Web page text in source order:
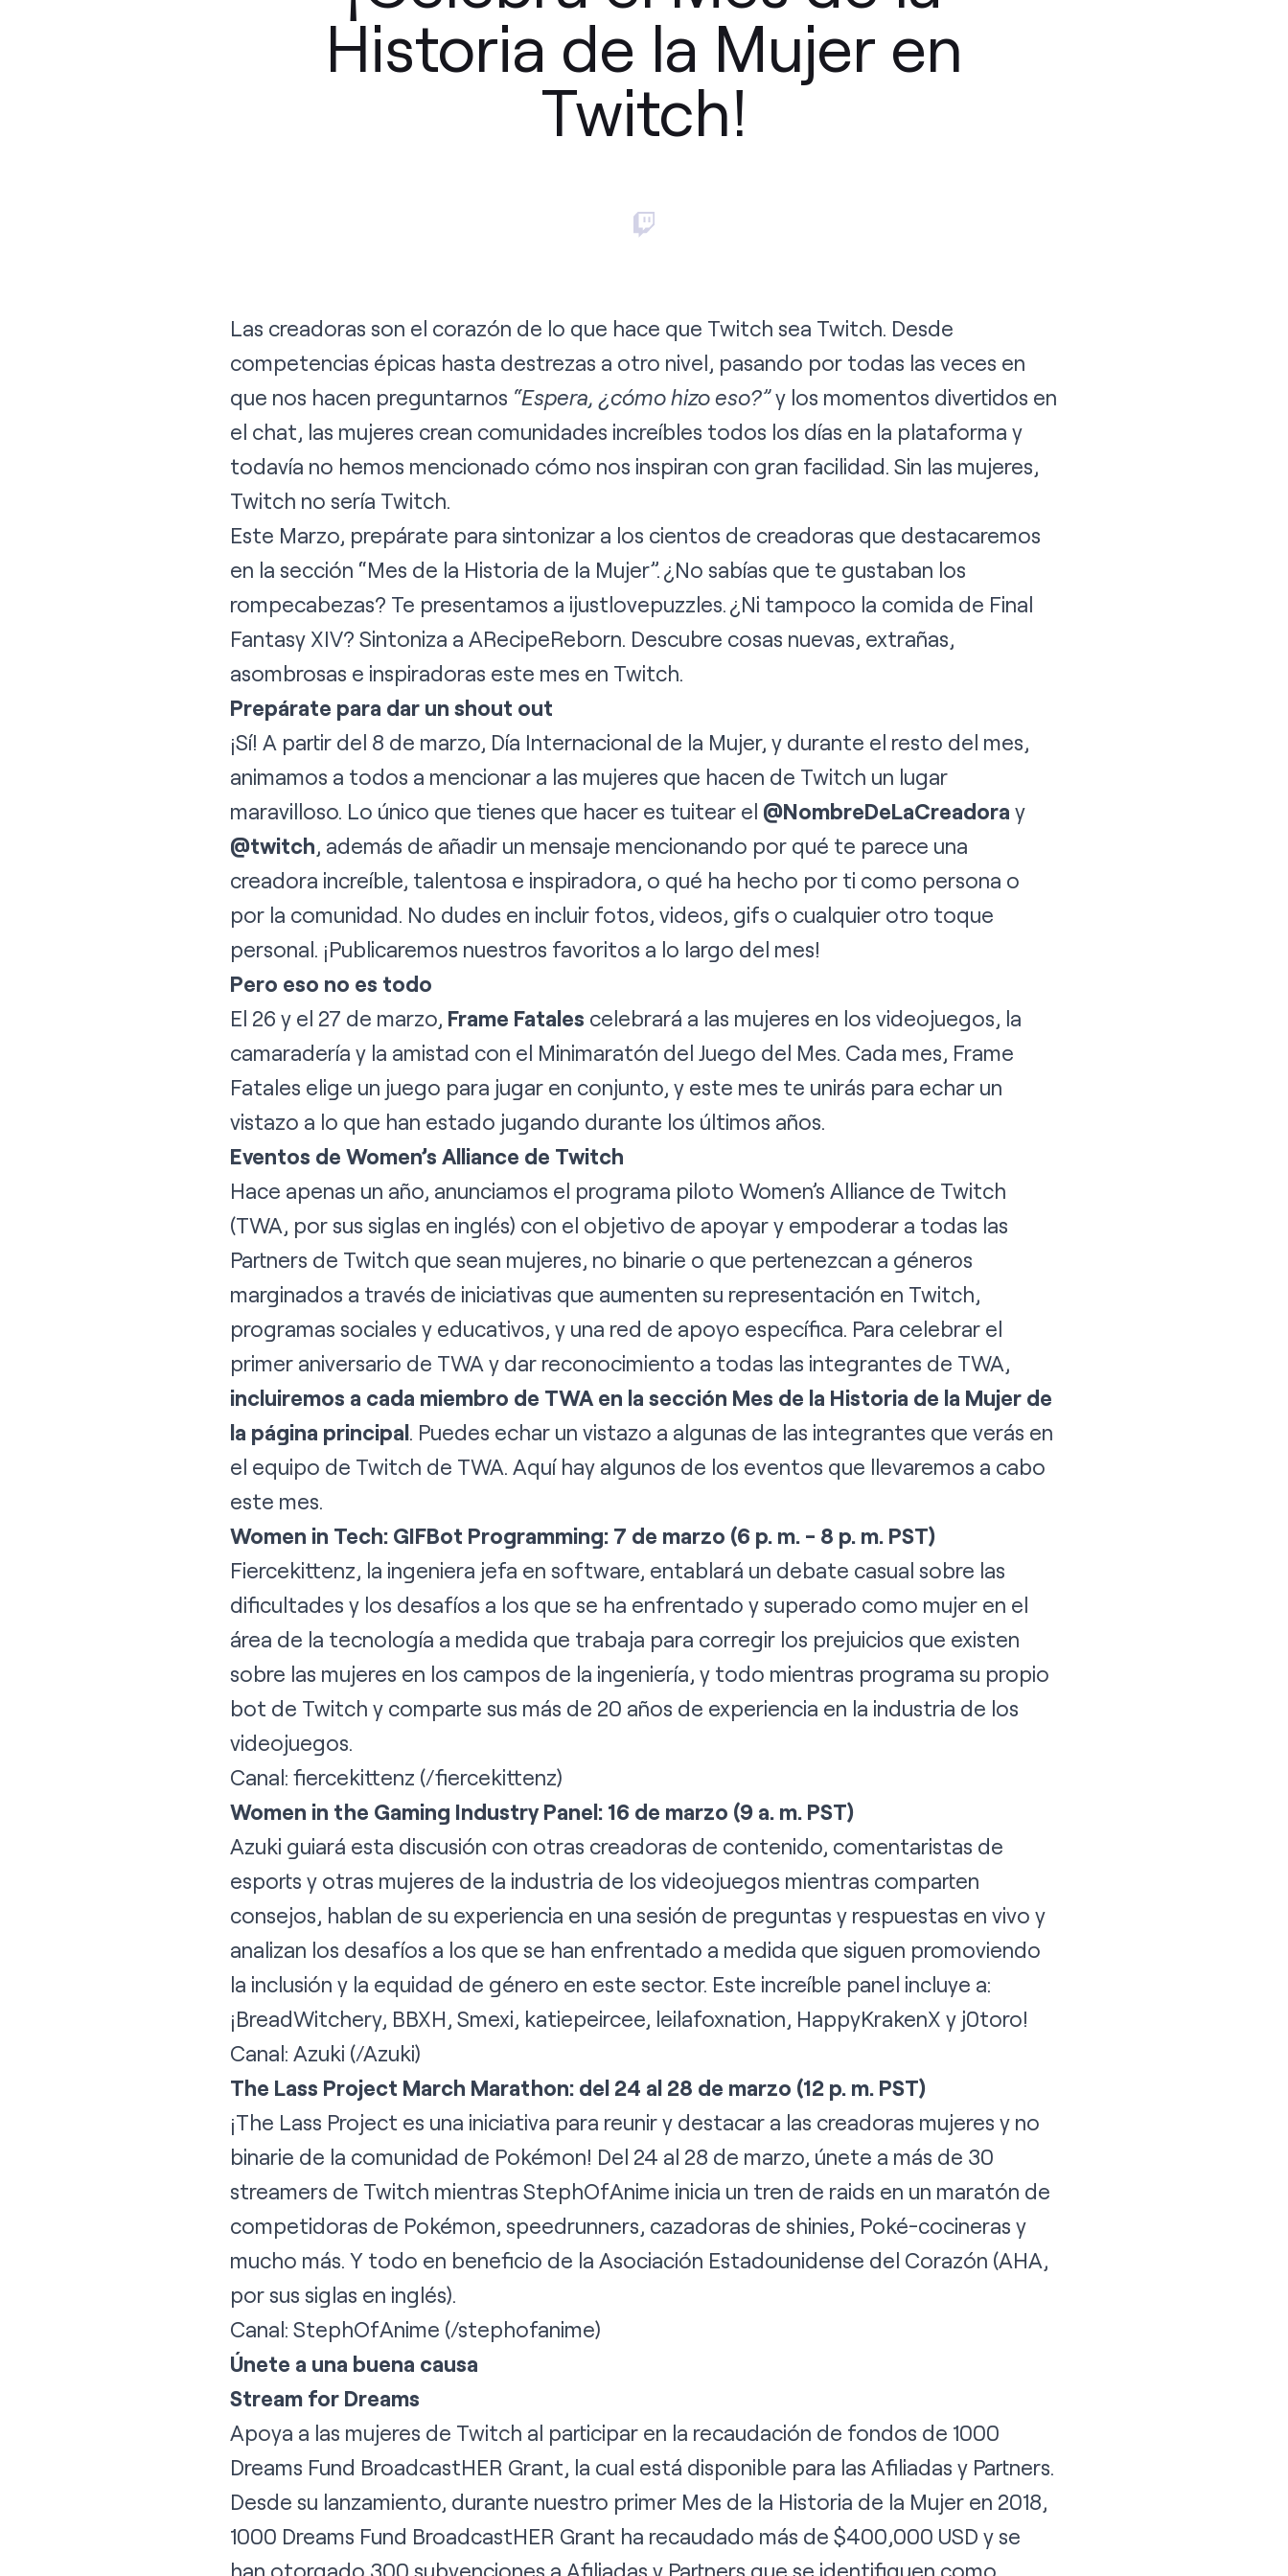
Historia de la Mujer en
Twitch!
Las creadoras son el corazón de lo que hace que Twitch sea Twitch. Desde
competencias épicas hasta destrezas a otro nivel, pasando por todas las veces en
que nos hacen preguntarnos “Espera, ¿cómo hizo eso?”y los momentos divertidos en
el chat, las mujeres crean comunidades increíbles todos los días en la plataforma y
todavía no hemos mencionado cómo nos inspiran con gran facilidad. Sin las mujeres,
Twitch no sería Twitch.
Este Marzo, prepárate para sintonizar a los cientos de creadoras que destacaremos
en la sección “Mes de la Historia de la Mujer”. ¿No sabías que te gustaban los
rompecabezas? Te presentamos a ijustlovepuzzles. ¿Ni tampoco la comida de Final
Fantasy XIV? Sintoniza a ARecipeReborn. Descubre cosas nuevas, extrañas,
asombrosas e inspiradoras este mes en Twitch.
Prepárate para dar un shout out
¡Sí! A partir del 8 de marzo, Día Internacional de la Mujer, y durante el resto del mes,
animamos a todos a mencionar a las mujeres que hacen de Twitch un lugar
maravilloso. Lo único que tienes que hacer es tuitear el @NombreDeLaCreadora y
@twitch, además de añadir un mensaje mencionando por qué te parece una
creadora increíble, talentosa e inspiradora, o qué ha hecho por ti como persona o
por la comunidad. No dudes en incluir fotos, videos, gifs o cualquier otro toque
personal. ¡Publicaremos nuestros favoritos a lo largo del mes!
Pero eso no es todo
El 26 y el 27 de marzo, Frame Fatales celebrará a las mujeres en los videojuegos, la
camaradería y la amistad con el Minimaratón del Juego del Mes. Cada mes, Frame
Fatales elige un juego para jugar en conjunto, y este mes te unirás para echar un
vistazo a lo que han estado jugando durante los últimos años.
Eventos de Women’s Alliance de Twitch
Hace apenas un año, anunciamos el programa piloto Women’s Alliance de Twitch
(TWA, por sus siglas en inglés) con el objetivo de apoyar y empoderar a todas las
Partners de Twitch que sean mujeres, no binarie o que pertenezcan a géneros
marginados a través de iniciativas que aumenten su representación en Twitch,
programas sociales y educativos, y una red de apoyo específica. Para celebrar el
primer aniversario de TWA y dar reconocimiento a todas las integrantes de TWA,
incluiremos a cada miembro de TWA en la sección Mes de la Historia de la Mujer de
la página principal. Puedes echar un vistazo a algunas de las integrantes que verás en
el equipo de Twitch de TWA. Aquí hay algunos de los eventos que llevaremos a cabo
este mes.
Women in Tech: GIFBot Programming: 7 de marzo (6 p. m. - 8 p. m. PST)
Fiercekittenz, la ingeniera jefa en software, entablará un debate casual sobre las
dificultades y los desafíos a los que se ha enfrentado y superado como mujer en el
área de la tecnología a medida que trabaja para corregir los prejuicios que existen
sobre las mujeres en los campos de la ingeniería, y todo mientras programa su propio
bot de Twitch y comparte sus más de 20 años de experiencia en la industria de los
videojuegos.
Canal: fiercekittenz (/fiercekittenz)
Women in the Gaming Industry Panel: 16 de marzo (9 a. m. PST)
Azuki guiará esta discusión con otras creadoras de contenido, comentaristas de
esports y otras mujeres de la industria de los videojuegos mientras comparten
consejos, hablan de su experiencia en una sesión de preguntas y respuestas en vivo y
analizan los desafíos a los que se han enfrentado a medida que siguen promoviendo
la inclusión y la equidad de género en este sector. Este increíble panel incluye a:
¡BreadWitchery, BBXH, Smexi, katiepeircee, leilafoxnation, HappyKrakenX y j0toro!
Canal: Azuki (/Azuki)
The Lass Project March Marathon: del 24 al 28 de marzo (12 p. m. PST)
¡The Lass Project es una iniciativa para reunir y destacar a las creadoras mujeres y no
binarie de la comunidad de Pokémon! Del 24 al 28 de marzo, únete a más de 30
streamers de Twitch mientras StephOfAnime inicia un tren de raids en un maratón de
competidoras de Pokémon, speedrunners, cazadoras de shinies, Poké-cocineras y
mucho más. Y todo en beneficio de la Asociación Estadounidense del Corazón (AHA,
por sus siglas en inglés).
Canal: StephOfAnime (/stephofanime)
Únete a una buena causa
Stream for Dreams
Apoya a las mujeres de Twitch al participar en la recaudación de fondos de 1000
Dreams Fund BroadcastHER Grant, la cual está disponible para las Afiliadas y Partners.
Desde su lanzamiento, durante nuestro primer Mes de la Historia de la Mujer en 2018,
1000 Dreams Fund BroadcastHER Grant ha recaudado más de $400,000 USD y se
han otorgado 300 subvenciones a Afiliadas y Partners que se identifiquen como